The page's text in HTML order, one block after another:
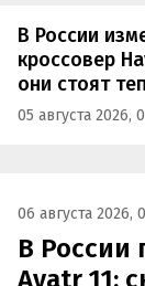
В России
кроссовер
они стоят
05 августа 2026,
06 августа 2026,
В России
Avatr 11: